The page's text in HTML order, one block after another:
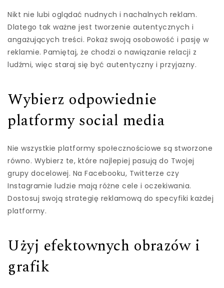
Nikt nie lubi oglądać nudnych i nachalnych reklam.
Dlatego tak ważne jest tworzenie autentycznych i
angażujących treści. Pokaż swoją osobowość i pasję w
reklamie. Pamiętaj, że chodzi o nawiązanie relacji z
ludźmi, więc staraj się być autentyczny i przyjazny.
Wybierz odpowiednie
platformy social media
Nie wszystkie platformy społecznościowe są stworzone
równo. Wybierz te, które najlepiej pasują do Twojej
grupy docelowej. Na Facebooku, Twitterze czy
Instagramie ludzie mają różne cele i oczekiwania.
Dostosuj swoją strategię reklamową do specyfiki każdej
platformy.
Użyj efektownych obrazów i
grafik